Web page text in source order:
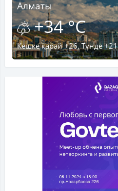
Алматы
+34 °C
Кешке қарай +26, Түнде +21